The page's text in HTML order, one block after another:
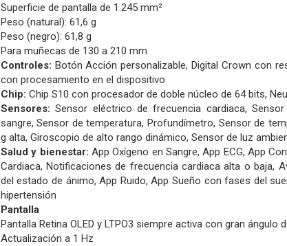
Superficie de pantalla de 1.245 mm²
Peso (natural): 61,6 g
Peso (negro): 61,8 g
Para muñecas de 130 a 210 mm
Controles: Botón Acción personalizable,Digital Crown con
con procesamiento en el dispositivo
Chip: Chip S10 con procesador de doble núcleo de 64 bits,
Sensores: Sensor eléctrico de frecuencia cardiaca,
sangre,Sensor de temperatura, Profundímetro, Sensor de
g alta, Giroscopio de alto rango dinámico, Sensor de luz
Salud y bienestar: App Oxígeno en Sangre,App ECG, App
Cardiaca,Notificaciones de frecuencia cardiaca alta o baja,
del estado de ánimo,App Ruido,App Sueño con fases del
hipertensión
Pantalla
Pantalla Retina OLED y LTPO3 siempre activa con gran ángulo
Actualización a 1 Hz